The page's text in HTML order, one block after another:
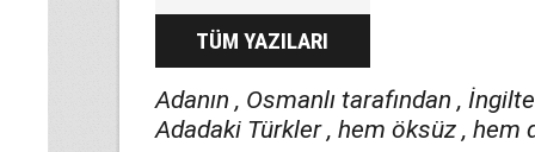
TÜM YAZILARI
Adanın , Osmanlı tarafından ,
Adadaki Türkler , hem öksüz ,